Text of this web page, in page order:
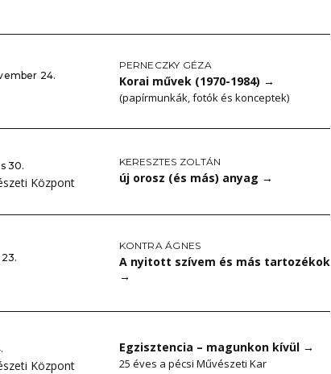
24.
PERNECZKY GÉZA
Korai művek (1970-1984) →
(papírmunkák, fotók és konceptek)
30.
Központ
KERESZTES ZOLTÁN
új orosz (és más) anyag →
KONTRA ÁGNES
A nyitott szívem és más tartozékok
→
Központ
Egzisztencia – magunkon kívül →
25 éves a pécsi Művészeti Kar